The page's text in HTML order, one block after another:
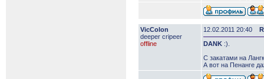
VicColon
deeper сripeer
offline
12.02.2011 20:40
DANK :).
С закатами на
А вот на Пенанге